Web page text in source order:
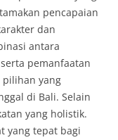
pencapaian
dan
antara
pemanfaatan
pilihan yang
di Bali. Selain
yang holistik.
yang tepat bagi